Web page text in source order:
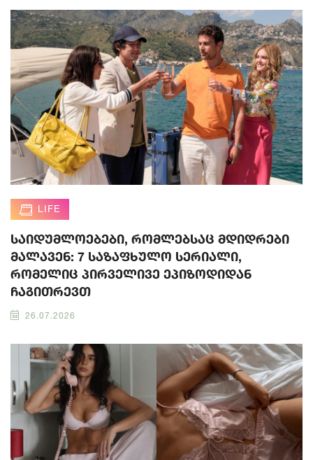
LIFE
საიდუმლოებები, რომლებსაც მდიდრები
მალავენ: 7 საზაფხულო სერიალი,
რომელიც პირველივე ეპიზოდიდან
ჩაგითრევთ
26.07.2026